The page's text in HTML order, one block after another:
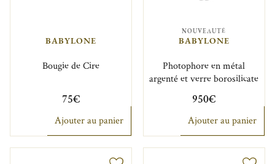
BABYLONE
Bougie de Cire
75€
Ajouter au panier
NOUVEAUTÉ
BABYLONE
Photophore en métal
argenté et verre borosilicate
950€
Ajouter au panier